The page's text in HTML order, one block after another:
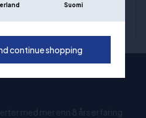
med mer enn 8 års erfaring
Suomi
continue shopping